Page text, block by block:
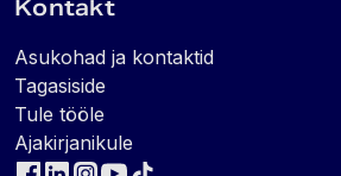
Kontakt
Asukohad ja kontaktid
Tagasiside
Tule tööle
Ajakirjanikule